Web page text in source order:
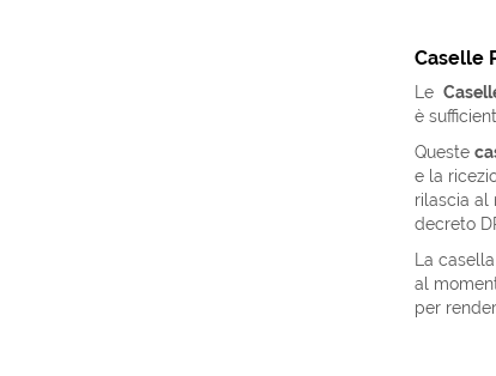
Caselle
Le
è
Queste
e la
rilascia al
decreto
La
al
per